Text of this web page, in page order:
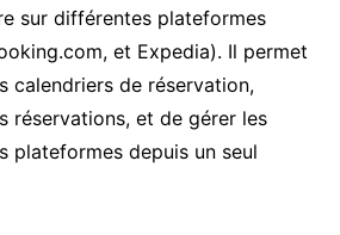
sur différentes plateformes
et Expedia). Il permet
calendriers de réservation,
réservations, et de gérer les
plateformes depuis un seul